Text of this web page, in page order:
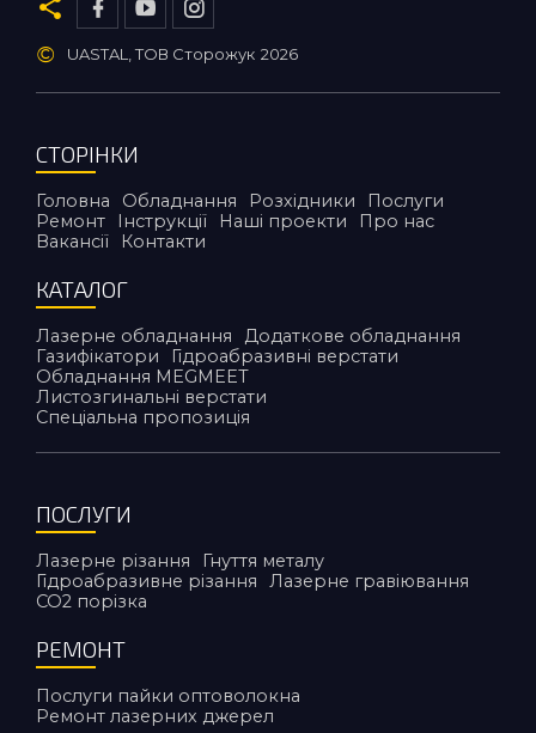
© UASTAL, ТОВ Сторожук 2026
СТОРІНКИ
Головна Обладнання Розхідники
Послуги
Ремонт
Інструкції Наші проекти
Про нас
Вакансії
Контакти
КАТАЛОГ
Лазерне обладнання
Додаткове обладнання
Газифікатори
Гідроабразивні верстати
Обладнання MEGMEET
Листозгинальні верстати
Спеціальна пропозиція
ПОСЛУГИ
Лазерне різання
Гнуття металу
Гідроабразивне різання
Лазерне гравіювання
CO2 порiзка
РЕМОНТ
Послуги пайки оптоволокна
Ремонт лазерних джерел